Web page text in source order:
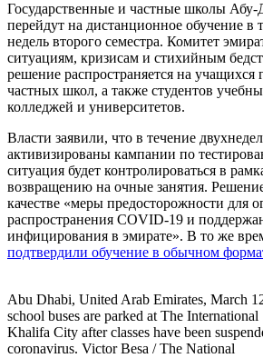
Государственные и частные школы Абу-
перейдут на дистанционное обучение в
недель второго семестра. Комитет
ситуациям, кризисам и стихийным
решение распространяется на учащихся
частных школ, а также студентов
колледжей и университетов.
Власти заявили, что в течение
активизированы кампании по
ситуация будет контролироваться в
возвращению на очные занятия.
качестве «меры предосторожности для
распространения COVID-19 и
инфицирования в эмирате». В то же
подтвердили обучение в обычном
Abu Dhabi, United Arab Emirates, March
school buses are parked at The
Khalifa City after classes have been
coronavirus. Victor Besa / The National